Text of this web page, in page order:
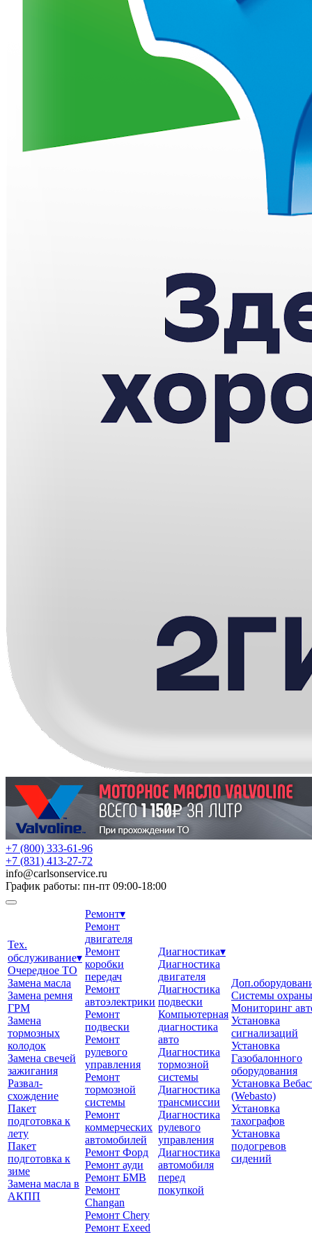
+7 (800) 333-61-96
+7 (831) 413-27-72
info@carlsonservice.ru
График работы: пн-пт 09:00-18:00
Тех.
обслуживание▾
Очередное ТО
Замена масла
Замена ремня
ГРМ
Замена
тормозных
колодок
Замена свечей
зажигания
Развал-
схождение
Пакет
подготовка к
лету
Пакет
подготовка к
зиме
Замена масла в
АКПП
Ремонт▾
Ремонт
двигателя
Ремонт
коробки
передач
Ремонт
автоэлектрики
Ремонт
подвески
Ремонт
рулевого
управления
Ремонт
тормозной
системы
Ремонт
коммерческих
автомобилей
Ремонт Форд
Ремонт ауди
Ремонт БМВ
Ремонт
Changan
Ремонт Chery
Ремонт Exeed
Диагностика▾
Диагностика
двигателя
Диагностика
подвески
Компьютерная
диагностика
авто
Диагностика
тормозной
системы
Диагностика
трансмиссии
Диагностика
рулевого
управления
Диагностика
автомобиля
перед
покупкой
Системы охраны
Мониторинг
Установка
сигнализаций
Установка
Газобалонного
оборудования
Установка
(Webasto)
Установка
тахографов
Установка
подогревов
сидений